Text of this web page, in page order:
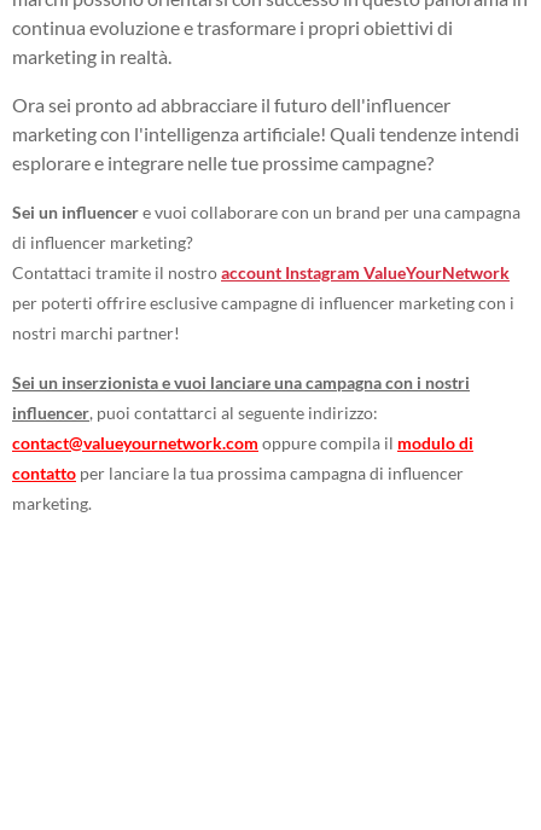
continua evoluzione e trasformare i propri obiettivi di
marketing in realtà.
Ora sei pronto ad abbracciare il futuro dell'influencer
marketing con l'intelligenza artificiale! Quali tendenze intendi
esplorare e integrare nelle tue prossime campagne?
Sei un influencere vuoi collaborare con un brand per una campagna
di influencer marketing?
Contattaci tramite il nostroaccount Instagram ValueYourNetwork
per poterti offrire esclusive campagne di influencer marketing con i
nostri marchi partner!
Sei un inserzionista e vuoi lanciare una campagna con i nostri
influencer, puoi contattarci al seguente indirizzo:
contact@valueyournetwork.com oppure compila il modulo di
contatto per lanciare la tua prossima campagna di influencer
marketing.